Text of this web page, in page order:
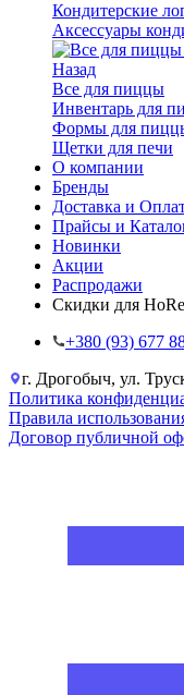
Кондитерские
Аксессуары
Назад
Все для пиццы
Инвентарь для
Формы для
Щетки для печи
О компании
Бренды
Доставка и
Прайсы и
Новинки
Акции
Распродажи
Скидки для
+38‎0 (93) 677
г. Дрогобыч, ул.
Политика
Правила
Договор публичной